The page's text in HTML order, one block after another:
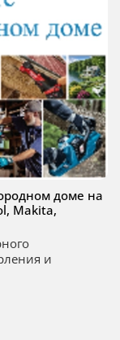
доме на
Makita,
и